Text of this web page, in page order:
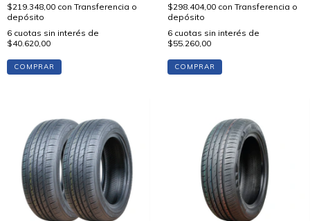
$219.348,00 con Transferencia o
depósito
6 cuotas sin interés de
$40.620,00
COMPRAR
$298.404,00 con Transferencia o
depósito
6 cuotas sin interés de
$55.260,00
COMPRAR